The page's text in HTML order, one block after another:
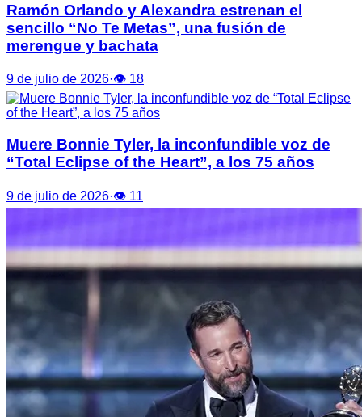
Ramón Orlando y Alexandra estrenan el
sencillo “No Te Metas”, una fusión de
merengue y bachata
9 de julio de 2026·👁 18
Muere Bonnie Tyler, la inconfundible voz de
“Total Eclipse of the Heart”, a los 75 años
9 de julio de 2026·👁 11